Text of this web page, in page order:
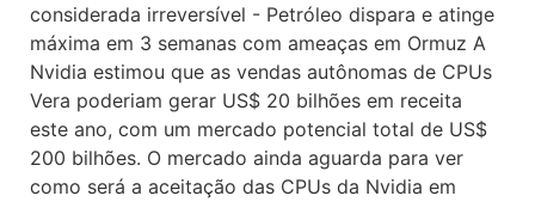
considerada irreversível - Petróleo dispara e atinge
máxima em 3 semanas com ameaças em Ormuz A
Nvidia estimou que as vendas autônomas de CPUs
Vera poderiam gerar US$ 20 bilhões em receita
este ano, com um mercado potencial total de US$
200 bilhões. O mercado ainda aguarda para ver
como será a aceitação das CPUs da Nvidia em